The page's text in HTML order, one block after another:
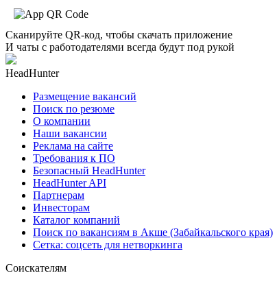
Сканируйте QR-код, чтобы скачать приложение
И чаты с работодателями всегда будут под рукой
HeadHunter
Размещение вакансий
Поиск по резюме
О компании
Наши вакансии
Реклама на сайте
Требования к ПО
Безопасный HeadHunter
HeadHunter API
Партнерам
Инвесторам
Каталог компаний
Поиск по вакансиям в Акше (Забайкальского края)
Сетка: соцсеть для нетворкинга
Соискателям